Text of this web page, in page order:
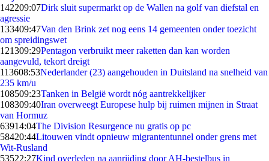
142209:07Dirk sluit supermarkt op de Wallen na golf van diefstal en
agressie
133409:47Van den Brink zet nog eens 14 gemeenten onder toezicht
om spreidingswet
121309:29Pentagon verbruikt meer raketten dan kan worden
aangevuld, tekort dreigt
113608:53Nederlander (23) aangehouden in Duitsland na snelheid van
235 km/u
108509:23Tanken in België wordt nóg aantrekkelijker
108309:40Iran overweegt Europese hulp bij ruimen mijnen in Straat
van Hormuz
63914:04The Division Resurgence nu gratis op pc
58420:44Litouwen vindt opnieuw migrantentunnel onder grens met
Wit-Rusland
53522:27Kind overleden na aanrijding door AH-bestelbus in